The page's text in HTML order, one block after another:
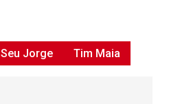
Seu Jorge Tim Maia